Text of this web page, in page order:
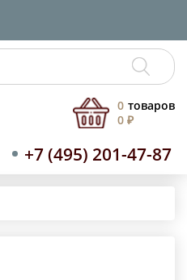
+7 (495) 201-47-87
0 товаров
0 ₽